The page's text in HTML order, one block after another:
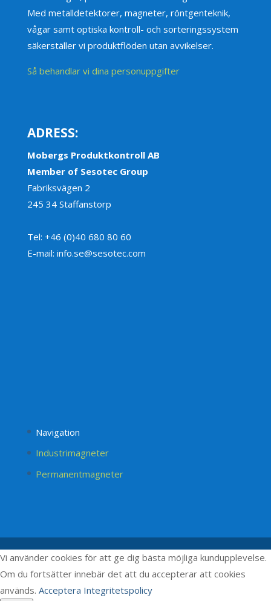
Med metalldetektorer, magneter, röntgenteknik,
vågar samt optiska kontroll- och sorteringssystem
säkerställer vi produktflöden utan avvikelser.
Så behandlar vi dina personuppgifter
ADRESS:
Mobergs Produktkontroll AB
Member of Sesotec Group
Fabriksvägen 2
245 34 Staffanstorp
Tel: +46 (0)40 680 80 60
E-mail: info.se@sesotec.com
Navigation
Industrimagneter
Permanentmagneter
Vi använder cookies för att ge dig bästa möjliga kundupplevelse.
Om du fortsätter innebär det att du accepterar att cookies
används. Acceptera Integritetspolicy